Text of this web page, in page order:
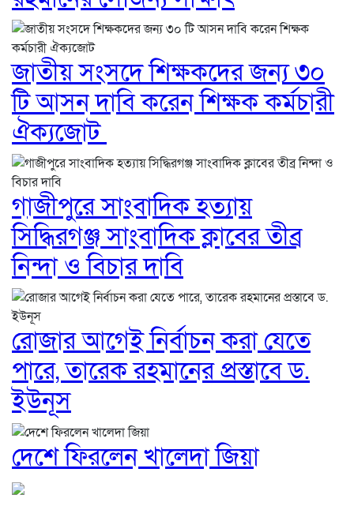
জাতীয় সংসদে শিক্ষকদের জন্য ৩০
টি আসন দাবি করেন শিক্ষক কর্মচারী
ঐক্যজোট
গাজীপুরে সাংবাদিক হত্যায়
সিদ্ধিরগঞ্জ সাংবাদিক ক্লাবের তীব্র
নিন্দা ও বিচার দাবি
রোজার আগেই নির্বাচন করা যেতে
পারে, তারেক রহমানের প্রস্তাবে ড.
ইউনূস
দেশে ফিরলেন খালেদা জিয়া